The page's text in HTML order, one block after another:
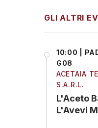
GLI ALTRI
10:00 |
G08
ACETAIA
S.A.R.L.
L'Aceto
L'Avevi